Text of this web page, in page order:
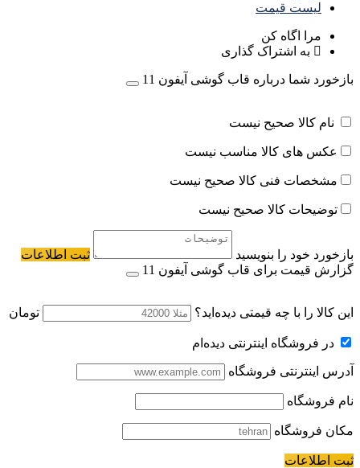
لیست قیمت
مرا اگاه کن
به اشتراک گذاری
بازخورد شما درباره قاب گوشی آیفون 11
نام کالا صحیح نیست
عکس های کالا مناسب نیست
مشخصات فنی کالا صحیح نیست
توضیحات کالا صحیح نیست
بازخورد خود را بنویسید
ثبت اطلاعات
گزارش قیمت برای قاب گوشی آیفون 11
این کالا را با چه قیمتی دیده‌اید؟ تومان
در فروشگاه اینترنتی دیده‌ام
آدرس اینترنتی فروشگاه
نام فروشگاه
مکان فروشگاه
ثبت اطلاعات